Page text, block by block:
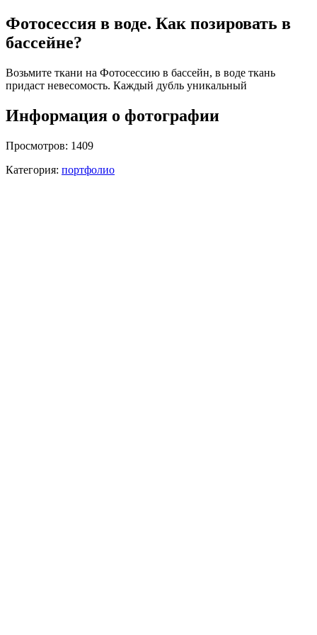
Фотосессия в воде. Как позировать в
бассейне?
Возьмите ткани на Фотосессию в бассейн, в воде ткань
придаст невесомость. Каждый дубль уникальный
Информация о фотографии
Просмотров: 1409
Категория: портфолио